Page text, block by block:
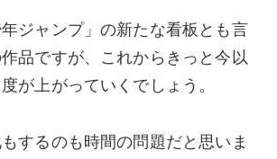
ジャンプ」の新たな看板とも言
品ですが、これからきっと今以
が上がっていくでしょう。
するのも時間の問題だと思いま